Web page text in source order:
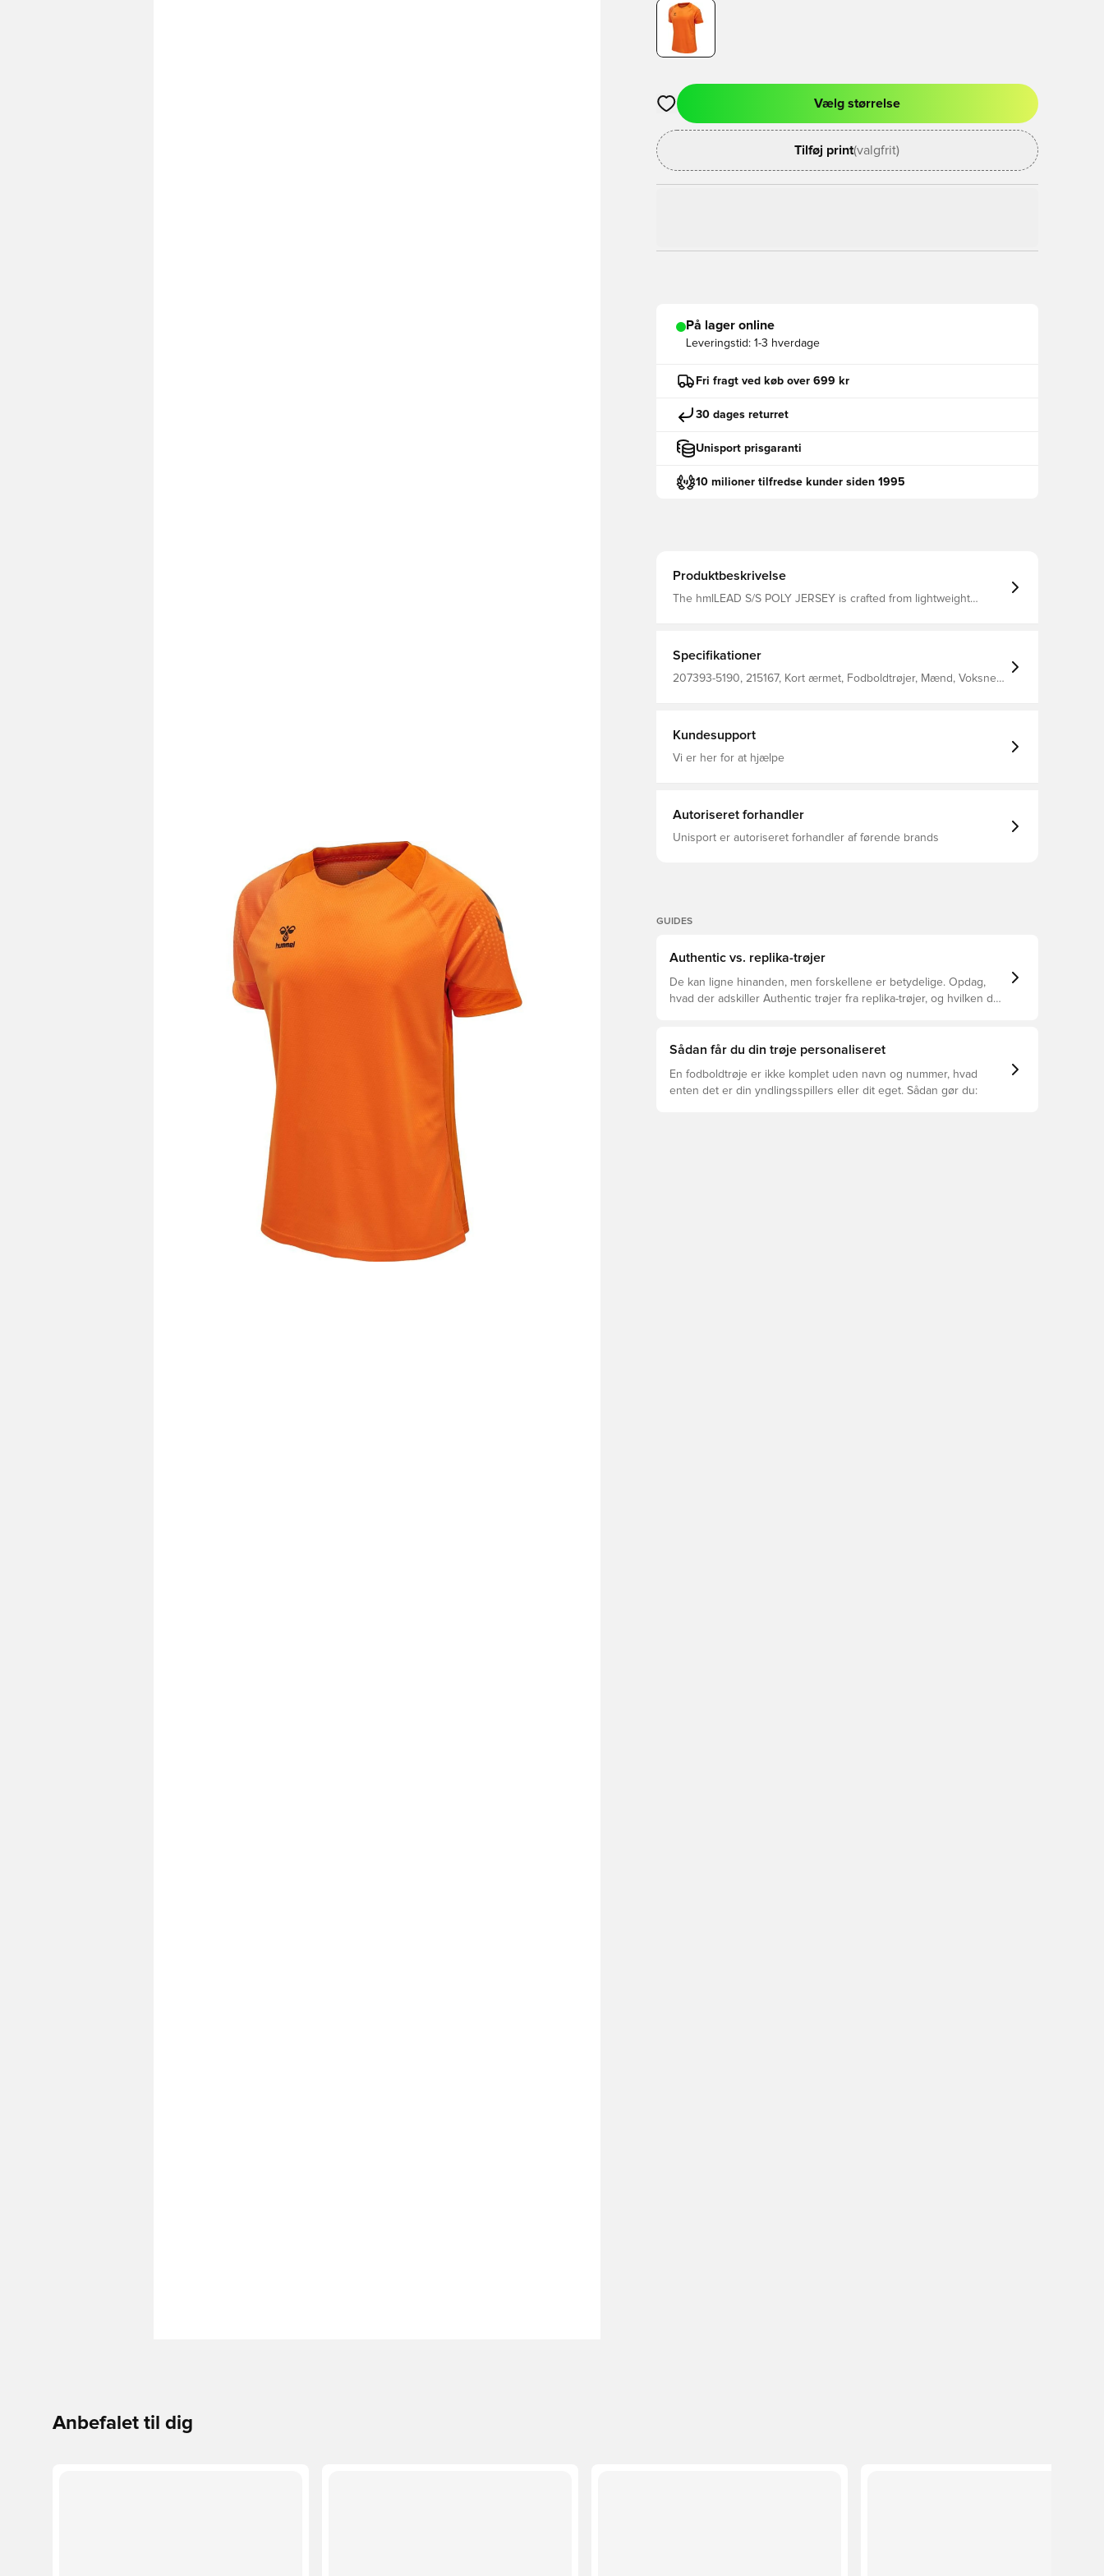
Åbner en Modal til at logge ind eller tilmelde dig som medlem
Vælg størrelse
Tilføj print(valgfrit)
På lager online
Leveringstid: 1-3 hverdage
Fri fragt ved køb over 699 kr
30 dages returret
Unisport prisgaranti
10 milioner tilfredse kunder siden 1995
Produktbeskrivelse
The hmlLEAD S/S POLY JERSEY is crafted from lightweight
Specifikationer
207393-5190, 215167, Kort ærmet, Fodboldtrøjer, Mænd, Voksne,
Kundesupport
Vi er her for at hjælpe
Autoriseret forhandler
Unisport er autoriseret forhandler af førende brands
GUIDES
Authentic vs. replika-trøjer
De kan ligne hinanden, men forskellene er betydelige. Opdag,
hvad der adskiller Authentic trøjer fra replika-trøjer, og hvilken der
Sådan får du din trøje personaliseret
En fodboldtrøje er ikke komplet uden navn og nummer, hvad
enten det er din yndlingsspillers eller dit eget. Sådan gør du:
Anbefalet til dig